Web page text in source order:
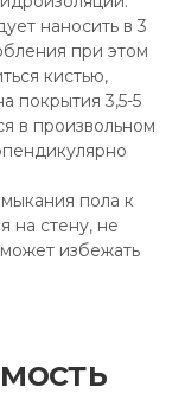
наносить в 3
при этом
кистью,
покрытия 3,5-5
в произвольном
пола к
на стену, не
избежать